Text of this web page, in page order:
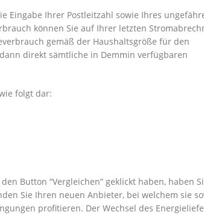
Eingabe Ihrer Postleitzahl sowie Ihres
können Sie auf Ihrer letzten
gemäß der Haushaltsgröße für den
direkt sämtliche in Demmin verfügbaren
folgt dar:
Button “Vergleichen” geklickt haben, haben
Sie Ihren neuen Anbieter, bei welchem sie
profitieren. Der Wechsel des